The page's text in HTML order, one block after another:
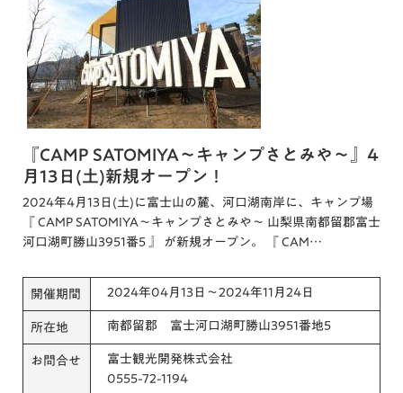
『CAMP SATOMIYA～キャンプさとみや～』4
月13日(土)新規オープン！
2024年4月13日(土)に富士山の麓、河口湖南岸に、キャンプ場
『 CAMP SATOMIYA～キャンプさとみや～ 山梨県南都留郡富士
河口湖町勝山3951番5 』 が新規オープン。 『 CAM…
開催期間 2024年04月13日～2024年11月24日
所在地 南都留郡 富士河口湖町勝山3951番地5
お問合せ
富士観光開発株式会社
0555-72-1194